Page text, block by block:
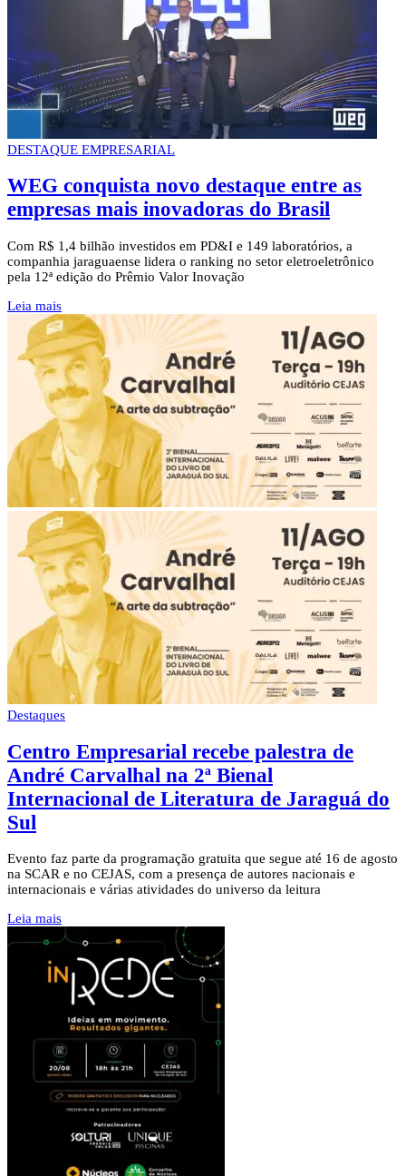
DESTAQUE EMPRESARIAL
WEG conquista novo destaque entre as
empresas mais inovadoras do Brasil
Com R$ 1,4 bilhão investidos em PD&I e 149 laboratórios, a
companhia jaraguaense lidera o ranking no setor eletroeletrônico
pela 12ª edição do Prêmio Valor Inovação
Leia mais
Destaques
Centro Empresarial recebe palestra de
André Carvalhal na 2ª Bienal
Internacional de Literatura de Jaraguá do
Sul
Evento faz parte da programação gratuita que segue até 16 de agosto
na SCAR e no CEJAS, com a presença de autores nacionais e
internacionais e várias atividades do universo da leitura
Leia mais